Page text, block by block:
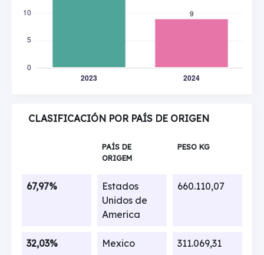
CLASIFICACIÓN POR PAÍS DE ORIGEN
PAÍS DE
ORIGEM
PESO KG
67,97%
Estados
Unidos de
America
660.110,07
32,03% Mexico 311.069,31